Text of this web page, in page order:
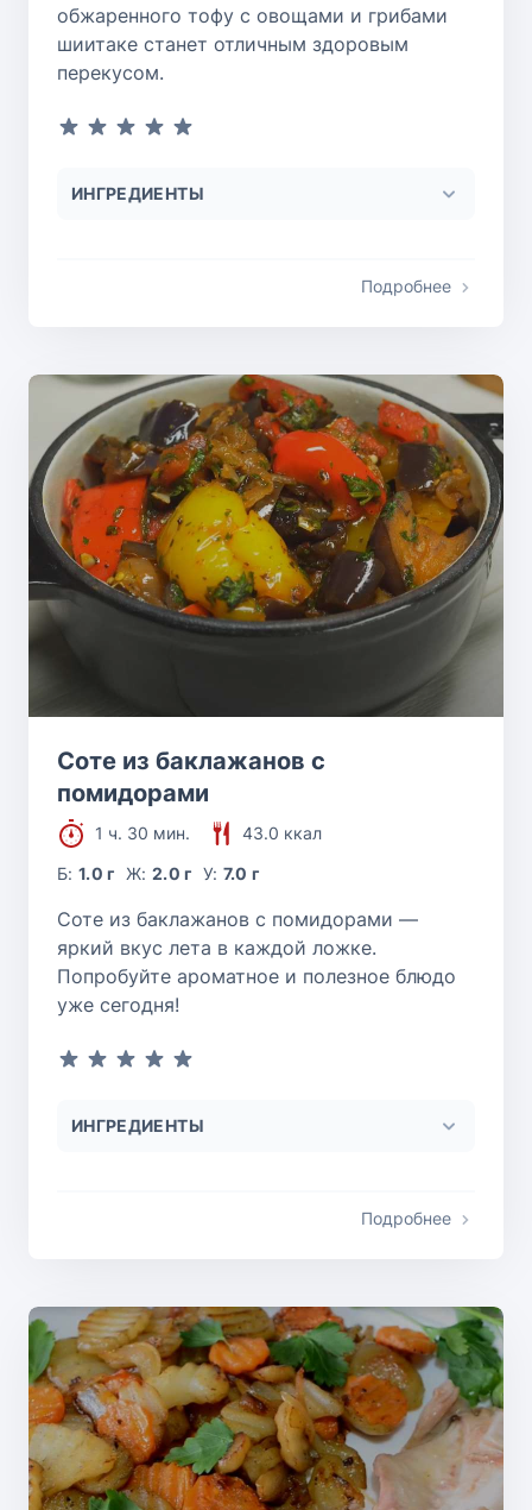
обжаренного тофу с овощами и грибами
шиитаке станет отличным здоровым
перекусом.
ИНГРЕДИЕНТЫ
Подробнее
Соте из баклажанов с
помидорами
1 ч. 30 мин.
43.0 ккал
Б:1.0 г Ж: 2.0 г У: 7.0 г
Соте из баклажанов с помидорами —
яркий вкус лета в каждой ложке.
Попробуйте ароматное и полезное блюдо
уже сегодня!
ИНГРЕДИЕНТЫ
Подробнее